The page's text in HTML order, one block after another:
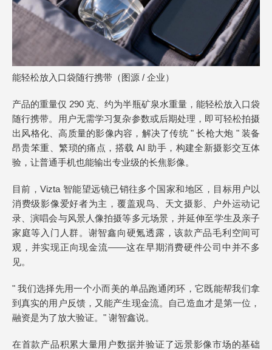
能轻松放入口袋随行携带（图源 / 企业）
产品的重量仅 290 克、约为半瓶矿泉水重量，能轻松放入口袋
随行携带。用户无需学习复杂参数或后期处理，即可轻松拍摄
出风格化、高质量的影像内容，解决了传统 " 长枪大炮 " 装备
昂贵笨重、繁琐的痛点，搭载 AI 助手，构建全新摄影交互体
验，让普通手机也能输出专业级的长焦影像。
目前，Vizta 智能望远镜已销往多个国家和地区，目标用户以
消费级影像爱好者为主，覆盖观鸟、天文摄影、户外运动记
录、演唱会与风景人像拍摄等多元场景，并延伸至学生及亲子
家庭等入门人群。谢智鑫向硬氪透露，该款产品毛利空间可
观，并实现正向现金流——这在早期消费硬件公司中并不多
见。
" 我们选择先用一个小而美的单品跑通闭环，它既能帮我们拿
到真实的用户反馈，又能产生现金流。自己造血才是第一位，
融资是为了放大验证。" 谢智鑫说。
在首款产品积累大量用户数据并验证了远景影像市场的基础